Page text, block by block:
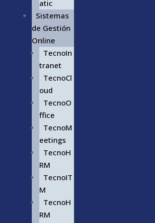
atic
Sistemas
de Gestión
Online
TecnoIn
tranet
TecnoCl
oud
TecnoO
ffice
TecnoM
eetings
TecnoH
RM
TecnoIT
M
TecnoH
RM